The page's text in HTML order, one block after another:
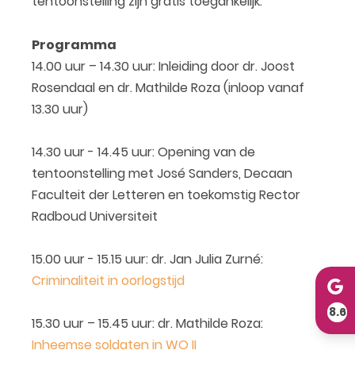
Programma
14.00 uur – 14.30 uur: Inleiding door dr. Joost
Rosendaal en dr. Mathilde Roza (inloop vanaf
13.30 uur)
14.30 uur - 14.45 uur: Opening van de
tentoonstelling met José Sanders, Decaan
Faculteit der Letteren en toekomstig Rector
Radboud Universiteit
15.00 uur - 15.15 uur: dr. Jan Julia Zurné:
Criminaliteit in oorlogstijd
15.30 uur – 15.45 uur: dr. Mathilde Roza:
Inheemse soldaten in WO II
8.6